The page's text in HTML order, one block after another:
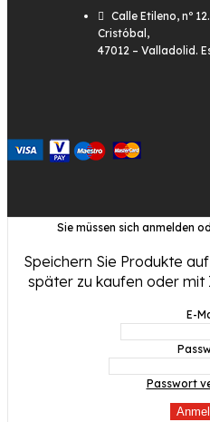
Calle Etileno, nº
Cristóbal,
47012 – Valladolid.
Sie müssen sich anmelden
Speichern Sie Produkte
später zu kaufen oder mit
E-
Passwort